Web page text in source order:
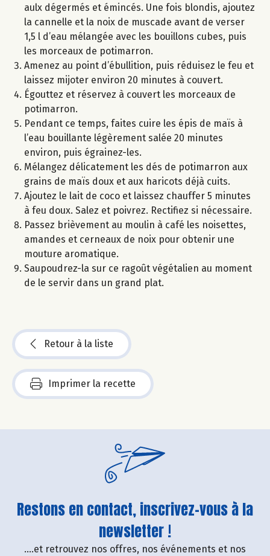
aulx dégermés et émincés. Une fois blondis, ajoutez
la cannelle et la noix de muscade avant de verser
1,5 l d’eau mélangée avec les bouillons cubes, puis
les morceaux de potimarron.
Amenez au point d’ébullition, puis réduisez le feu et
laissez mijoter environ 20 minutes à couvert.
Égouttez et réservez à couvert les morceaux de
potimarron.
Pendant ce temps, faites cuire les épis de maïs à
l’eau bouillante légèrement salée 20 minutes
environ, puis égrainez-les.
Mélangez délicatement les dés de potimarron aux
grains de maïs doux et aux haricots déjà cuits.
Ajoutez le lait de coco et laissez chauffer 5 minutes
à feu doux. Salez et poivrez. Rectifiez si nécessaire.
Passez brièvement au moulin à café les noisettes,
amandes et cerneaux de noix pour obtenir une
mouture aromatique.
Saupoudrez-la sur ce ragoût végétalien au moment
de le servir dans un grand plat.
Retour à la liste
Imprimer la recette
Restons en contact, inscrivez-vous à la
newsletter !
....et retrouvez nos offres, nos événements et nos